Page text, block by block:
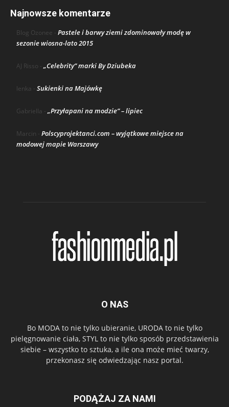
Najnowsze komentarze
Blog Ozonee - Pastele i barwy ziemi zdominowały modę w
sezonie wiosna-lato 2015
AJ Risso - „Celebrity” marki By Dziubeka
lenka - Sukienki na Majówkę
Gabriella - „Przyłapani na modzie” – lipiec
Marcin - Polscyprojektanci.com – wyjątkowe miejsce na
modowej mapie Warszawy
O NAS
Bo MODA to nie tylko ubieranie, URODA to nie tylko
pielęgnowanie ciała, STYL to nie tylko sposób przedstawienia
siebie – wszystko to sztuka, a ile ona może mieć twarzy,
przekonasz się odwiedzając nasz portal.
PODĄŻAJ ZA NAMI